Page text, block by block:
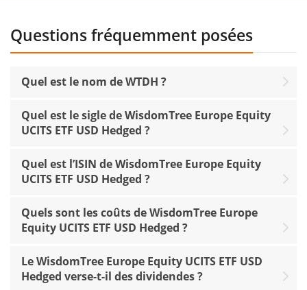
Questions fréquemment posées
Quel est le nom de WTDH ?
Quel est le sigle de WisdomTree Europe Equity
UCITS ETF USD Hedged ?
Quel est l’ISIN de WisdomTree Europe Equity
UCITS ETF USD Hedged ?
Quels sont les coûts de WisdomTree Europe
Equity UCITS ETF USD Hedged ?
Le WisdomTree Europe Equity UCITS ETF USD
Hedged verse-t-il des dividendes ?